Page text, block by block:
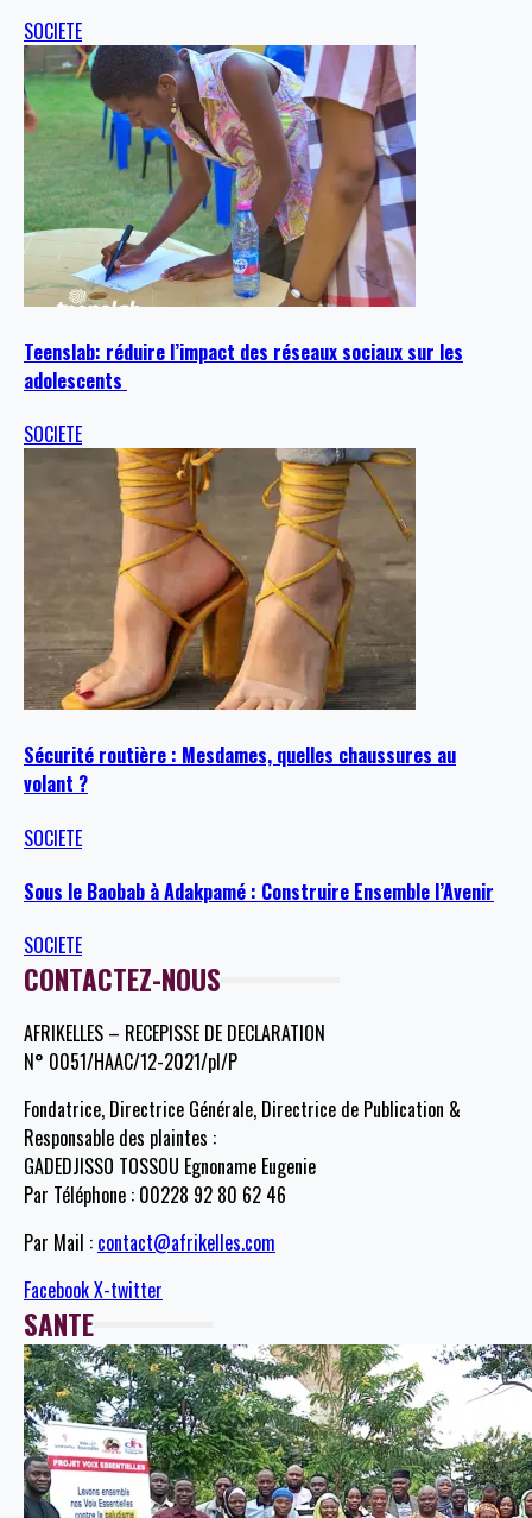
SOCIETE
Teenslab: réduire l’impact des réseaux sociaux sur les
adolescents
SOCIETE
Sécurité routière : Mesdames, quelles chaussures au
volant ?
SOCIETE
Sous le Baobab à Adakpamé : Construire Ensemble l’Avenir
SOCIETE
CONTACTEZ-NOUS
AFRIKELLES – RECEPISSE DE DECLARATION
N° 0051/HAAC/12-2021/pl/P
Fondatrice, Directrice Générale, Directrice de Publication &
Responsable des plaintes :
GADEDJISSO TOSSOU Egnoname Eugenie
Par Téléphone : 00228 92 80 62 46
Par Mail : contact@afrikelles.com
FacebookX-twitter
SANTE